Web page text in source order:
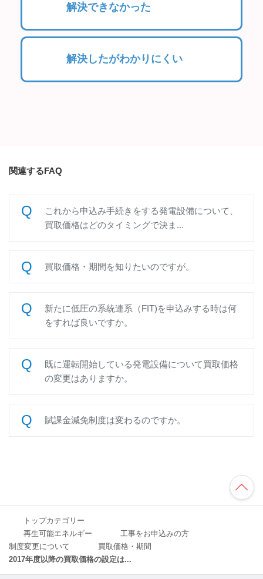
解決できなかった
解決したがわかりにくい
関連するFAQ
これから申込み手続きをする発電設備について、
買取価格はどのタイミングで決ま...
買取価格・期間を知りたいのですが。
新たに低圧の系統連系（FIT)を申込みする時は何
をすれば良いですか。
既に運転開始している発電設備について買取価格
の変更はありますか。
賦課金減免制度は変わるのですか。
TO
P
へ
トップカテゴリー
再生可能エネルギー
工事をお申込みの方
制度変更について
買取価格・期間
2017年度以降の買取価格の設定は...